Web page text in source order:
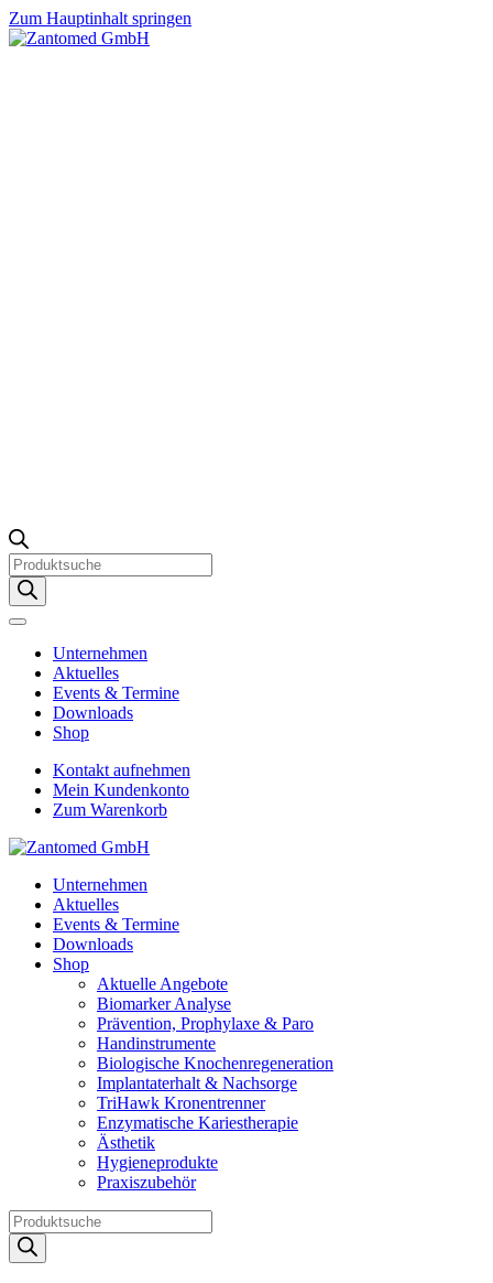
Zum Hauptinhalt springen
Products
search
Unternehmen
Aktuelles
Events & Termine
Downloads
Shop
Kontakt aufnehmen
Mein Kundenkonto
Zum Warenkorb
Unternehmen
Aktuelles
Events & Termine
Downloads
Shop
Aktuelle Angebote
Biomarker Analyse
Prävention, Prophylaxe & Paro
Handinstrumente
Biologische Knochenregeneration
Implantaterhalt & Nachsorge
TriHawk Kronentrenner
Enzymatische Kariestherapie
Ästhetik
Hygieneprodukte
Praxiszubehör
Products
search